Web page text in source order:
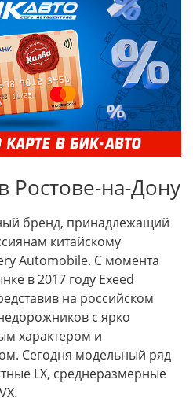
Ростове-на-Дону
бренд, принадлежащий
китайскому
Automobile. С момента
в 2017 году Exeed
на российском
с ярко
характером и
Сегодня модельный ряд
LX, среднеразмерные